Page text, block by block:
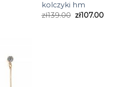
kolczyki hm
zł139.00 zł107.00